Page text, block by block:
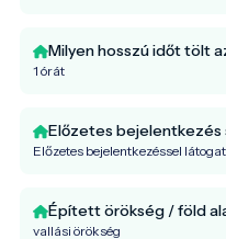
Milyen hosszú időt tölt
1 órát
Előzetes bejelentkezés
Előzetes bejelentkezéssel
Épített örökség / föld
vallási örökség